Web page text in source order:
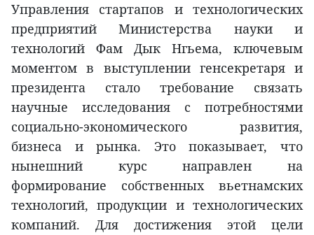
Управления стартапов и технологических
предприятий Министерства науки и
технологий Фам Дык Нгьема, ключевым
моментом в выступлении генсекретаря и
президента стало требование связать
научные исследования с потребностями
социально-экономического развития,
бизнеса и рынка. Это показывает, что
нынешний курс направлен на
формирование собственных вьетнамских
технологий, продукции и технологических
компаний. Для достижения этой цели